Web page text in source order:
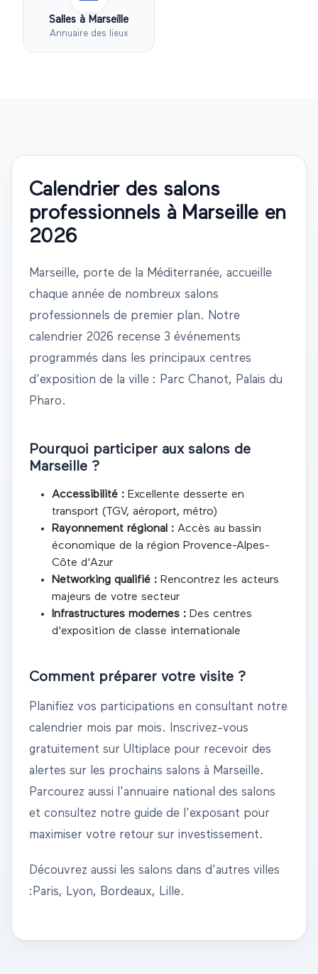
Salles à Marseille
Annuaire des lieux
Calendrier des salons
professionnels à Marseilleen
2026
Marseille, porte de la Méditerranée, accueille
chaque année de nombreux salons
professionnels de premier plan. Notre
calendrier 2026 recense 3 événements
programmés dans les principaux centres
d'exposition de la ville : Parc Chanot, Palais du
Pharo.
Pourquoi participer aux salons de
Marseille ?
Accessibilité : Excellente desserte en
transport (TGV, aéroport, métro)
Rayonnement régional : Accès au bassin
économique de la région Provence-Alpes-
Côte d'Azur
Networking qualifié : Rencontrez les acteurs
majeurs de votre secteur
Infrastructures modernes : Des centres
d'exposition de classe internationale
Comment préparer votre visite ?
Planifiez vos participations en consultant notre
calendrier mois par mois. Inscrivez-vous
gratuitement sur Ultiplace pour recevoir des
alertes sur les prochains salons à Marseille.
Parcourez aussi l'annuaire national des salons
et consultez notre guide de l'exposant pour
maximiser votre retour sur investissement.
Découvrez aussi les salons dans d'autres villes
: Paris, Lyon, Bordeaux, Lille.